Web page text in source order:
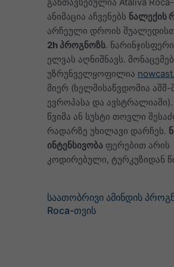
ანიმაცია აჩვენებს ნალექის
არჩეული დროის
2h პროგნოზს.
ელვას აღნიშნავს.
უზრუნველყოფილია
მიერ (ხელმისაწვდომია აშშ-
ევროპასა და
წვიმა ან სუსტი თოვლი
რადარზე უხილავი დარჩეს.
ინტენსივობა ფერებით არის
კოდირებული, ტურკუზიდან
საათობრივი ამინდის
Roca-თვის